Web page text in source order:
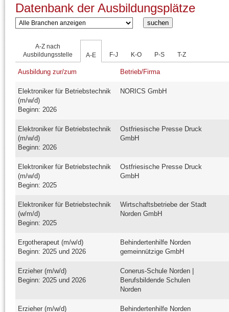
Datenbank der Ausbildungsplätze
A-Z nach
Ausbildungsstelle
A-E F-J K-O P-S T-Z
Ausbildung zur/zum Betrieb/Firma
Elektroniker für Betriebstechnik
(m/w/d)
Beginn: 2026
NORICS GmbH
Elektroniker für Betriebstechnik
(m/w/d)
Beginn: 2026
Ostfriesische Presse Druck
GmbH
Elektroniker für Betriebstechnik
(m/w/d)
Beginn: 2025
Ostfriesische Presse Druck
GmbH
Elektroniker für Betriebstechnik
(w/m/d)
Beginn: 2025
Wirtschaftsbetriebe der Stadt
Norden GmbH
Ergotherapeut (m/w/d)
Beginn: 2025 und 2026
Behindertenhilfe Norden
gemeinnützige GmbH
Erzieher (m/w/d)
Beginn: 2025 und 2026
Conerus-Schule Norden |
Berufsbildende Schulen
Norden
Erzieher (m/w/d)
Behindertenhilfe Norden